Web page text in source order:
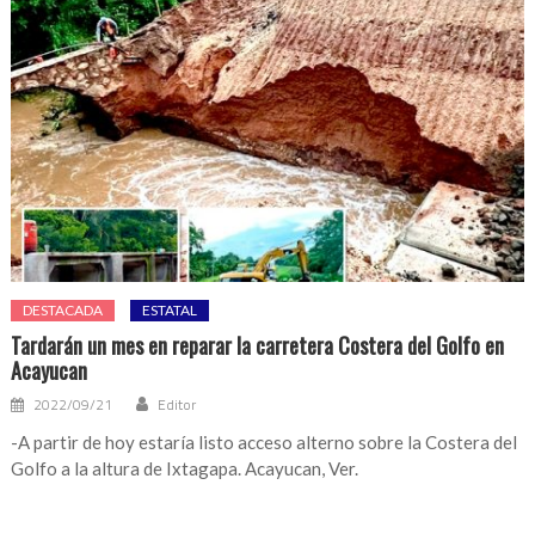
DESTACADA ESTATAL
Tardarán un mes en reparar la carretera Costera del Golfo en
Acayucan
2022/09/21 Editor
-A partir de hoy estaría listo acceso alterno sobre la Costera del
Golfo a la altura de Ixtagapa. Acayucan, Ver.